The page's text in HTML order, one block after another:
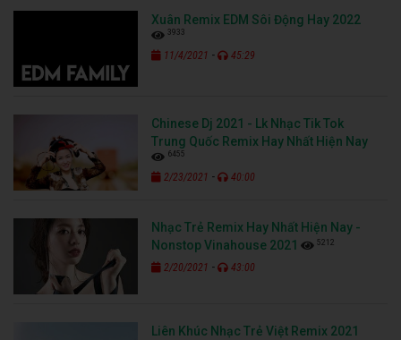
Xuân Remix EDM Sôi Động Hay 2022
3933
11/4/2021 - 45:29
Chinese Dj 2021 - Lk Nhạc Tik Tok
Trung Quốc Remix Hay Nhất Hiện Nay
6455
2/23/2021 - 40:00
Nhạc Trẻ Remix Hay Nhất Hiện Nay -
Nonstop Vinahouse 2021
5212
2/20/2021 - 43:00
Liên Khúc Nhạc Trẻ Việt Remix 2021